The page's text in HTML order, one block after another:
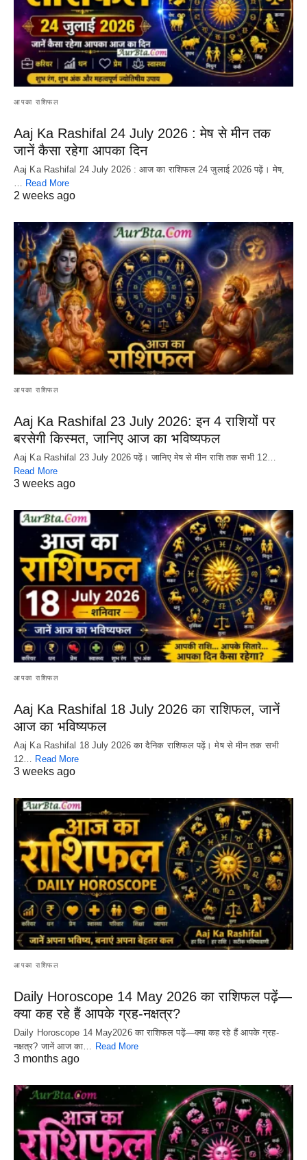
आपका राशिफल
Aaj Ka Rashifal 24 July 2026 : मेष से मीन तक
जानें कैसा रहेगा आपका दिन
Aaj Ka Rashifal 24 July 2026 : आज का राशिफल 24 जुलाई 2026 पढ़ें। मेष,
… Read More
2 weeks ago
आपका राशिफल
Aaj Ka Rashifal 23 July 2026: इन 4 राशियों पर
बरसेगी किस्मत, जानिए आज का भविष्यफल
Aaj Ka Rashifal 23 July 2026 पढ़ें। जानिए मेष से मीन राशि तक सभी 12…
Read More
3 weeks ago
आपका राशिफल
Aaj Ka Rashifal 18 July 2026 का राशिफल, जानें
आज का भविष्यफल
Aaj Ka Rashifal 18 July 2026 का दैनिक राशिफल पढ़ें। मेष से मीन तक सभी
12… Read More
3 weeks ago
आपका राशिफल
Daily Horoscope 14 May 2026 का राशिफल पढ़ें—
क्या कह रहे हैं आपके ग्रह-नक्षत्र?
Daily Horoscope 14 May2026 का राशिफल पढ़ें—क्या कह रहे हैं आपके ग्रह-
नक्षत्र? जानें आज का… Read More
3 months ago